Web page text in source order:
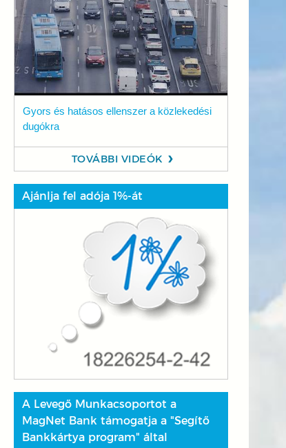
Gyors és hatásos ellenszer a közlekedési
dugókra
TOVÁBBI VIDEÓK
Ajánlja fel adója 1%-át
A Levegő Munkacsoportot a
MagNet Bank támogatja a "Segítő
Bankkártya program" által